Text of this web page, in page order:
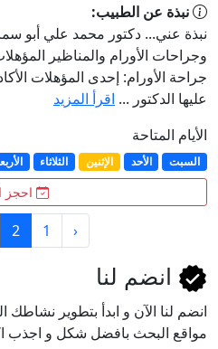
نبذة عن الطبيب:
نبذة عني... دكتور محمد علي أبو
وجراحات الأورام والمناظير
جراحة الأورام: إحدى المؤهلات
عليها الدكتور ... اقرأ المزيد
الأيام المتاحة
السبت الأحد الإثنين الثلاثاء
احجز
‹
1
2
انضم لنا
انضم لنا اﻵن و ابدأ بتطوير
مواقع البحث بافضل شكل و اجذب